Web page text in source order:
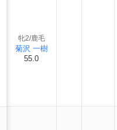
牝2/鹿毛
菊沢 一樹
55.0